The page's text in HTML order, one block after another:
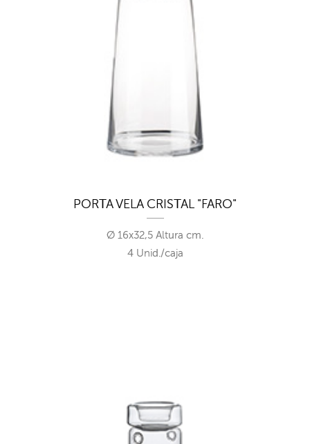
PORTA VELA CRISTAL "FARO"
Ø 16x32,5 Altura cm.
4 Unid./caja